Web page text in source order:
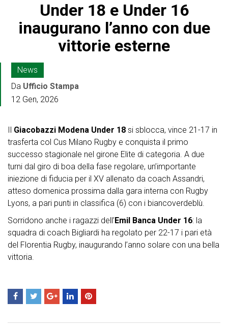
Under 18 e Under 16
inaugurano l’anno con due
vittorie esterne
News
Da Ufficio Stampa
12 Gen, 2026
Il Giacobazzi Modena Under 18 si sblocca, vince 21-17 in
trasferta col Cus Milano Rugby e conquista il primo
successo stagionale nel girone Elite di categoria. A due
turni dal giro di boa della fase regolare, un’importante
iniezione di fiducia per il XV allenato da coach Assandri,
atteso domenica prossima dalla gara interna con Rugby
Lyons, a pari punti in classifica (6) con i biancoverdeblù.
Sorridono anche i ragazzi dell’Emil Banca Under 16: la
squadra di coach Bigliardi ha regolato per 22-17 i pari età
del Florentia Rugby, inaugurando l’anno solare con una bella
vittoria.